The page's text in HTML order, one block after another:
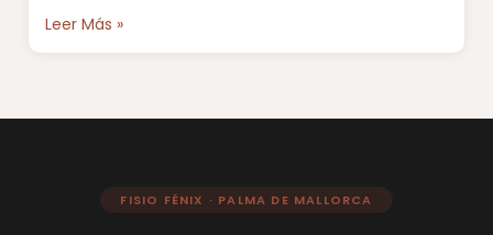
Leer Más »
FISIO FÉNIX · PALMA DE MALLORCA